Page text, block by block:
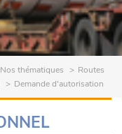
Nos thématiques
Routes
Demande d'autorisation